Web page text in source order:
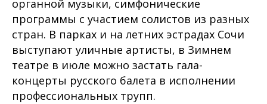
органной музыки, симфонические
программы с участием солистов из разных
стран. В парках и на летних эстрадах Сочи
выступают уличные артисты, в Зимнем
театре в июле можно застать гала-
концерты русского балета в исполнении
профессиональных трупп.